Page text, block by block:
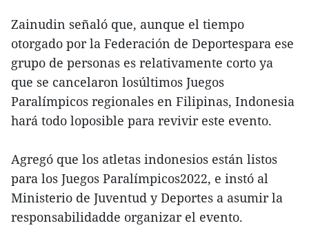
Zainudin señaló que, aunque el tiempo
otorgado por la Federación de Deportespara ese
grupo de personas es relativamente corto ya
que se cancelaron losúltimos Juegos
Paralímpicos regionales en Filipinas, Indonesia
hará todo loposible para revivir este evento.
Agregó que los atletas indonesios están listos
para los Juegos Paralímpicos2022, e instó al
Ministerio de Juventud y Deportes a asumir la
responsabilidadde organizar el evento.